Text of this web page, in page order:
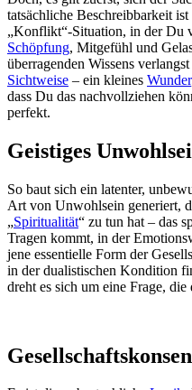
tatsächliche Beschreibbarkeit
„Konflikt“-Situation, in der Du
Schöpfung, Mitgefühl und
überragenden Wissens
Sichtweise – ein kleines Wunder
dass Du das nachvollziehen
perfekt.
Geistiges
So baut sich ein latenter,
Art von Unwohlsein generiert,
„Spiritualität“ zu tun hat – das
Tragen kommt, in der
jene essentielle Form der
in der dualistischen Kondition
dreht es sich um eine Frage, die